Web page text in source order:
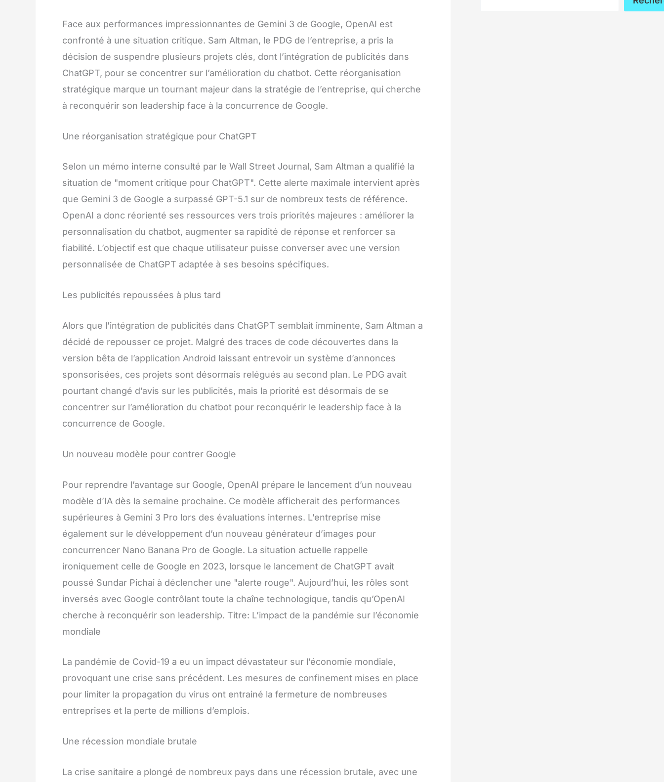
Face aux performances impressionnantes de Gemini 3 de Google, OpenAI est
confronté à une situation critique. Sam Altman, le PDG de l’entreprise, a pris la
décision de suspendre plusieurs projets clés, dont l’intégration de publicités dans
ChatGPT, pour se concentrer sur l’amélioration du chatbot. Cette réorganisation
stratégique marque un tournant majeur dans la stratégie de l’entreprise, qui cherche
à reconquérir son leadership face à la concurrence de Google.
Une réorganisation stratégique pour ChatGPT
Selon un mémo interne consulté par le Wall Street Journal, Sam Altman a qualifié la
situation de "moment critique pour ChatGPT". Cette alerte maximale intervient après
que Gemini 3 de Google a surpassé GPT-5.1 sur de nombreux tests de référence.
OpenAI a donc réorienté ses ressources vers trois priorités majeures : améliorer la
personnalisation du chatbot, augmenter sa rapidité de réponse et renforcer sa
fiabilité. L’objectif est que chaque utilisateur puisse converser avec une version
personnalisée de ChatGPT adaptée à ses besoins spécifiques.
Les publicités repoussées à plus tard
Alors que l’intégration de publicités dans ChatGPT semblait imminente, Sam Altman a
décidé de repousser ce projet. Malgré des traces de code découvertes dans la
version bêta de l’application Android laissant entrevoir un système d’annonces
sponsorisées, ces projets sont désormais relégués au second plan. Le PDG avait
pourtant changé d’avis sur les publicités, mais la priorité est désormais de se
concentrer sur l’amélioration du chatbot pour reconquérir le leadership face à la
concurrence de Google.
Un nouveau modèle pour contrer Google
Pour reprendre l’avantage sur Google, OpenAI prépare le lancement d’un nouveau
modèle d’IA dès la semaine prochaine. Ce modèle afficherait des performances
supérieures à Gemini 3 Pro lors des évaluations internes. L’entreprise mise
également sur le développement d’un nouveau générateur d’images pour
concurrencer Nano Banana Pro de Google. La situation actuelle rappelle
ironiquement celle de Google en 2023, lorsque le lancement de ChatGPT avait
poussé Sundar Pichai à déclencher une "alerte rouge". Aujourd’hui, les rôles sont
inversés avec Google contrôlant toute la chaîne technologique, tandis qu’OpenAI
cherche à reconquérir son leadership. Titre: L’impact de la pandémie sur l’économie
mondiale
La pandémie de Covid-19 a eu un impact dévastateur sur l’économie mondiale,
provoquant une crise sans précédent. Les mesures de confinement mises en place
pour limiter la propagation du virus ont entrainé la fermeture de nombreuses
entreprises et la perte de millions d’emplois.
Une récession mondiale brutale
La crise sanitaire a plongé de nombreux pays dans une récession brutale, avec une